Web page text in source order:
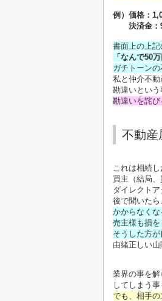
例）価格：
決済金：
書面上の上
「なんで50
ガチトーン
私と仲介不
勘違いとい
勘違いを詫
不動産
これは相続
買主（結局
ダイレクト
後で聞いたら
かからなく
売主様も損
そうした方
由緒正しい
業界の事を
してしまう事
でも、相手